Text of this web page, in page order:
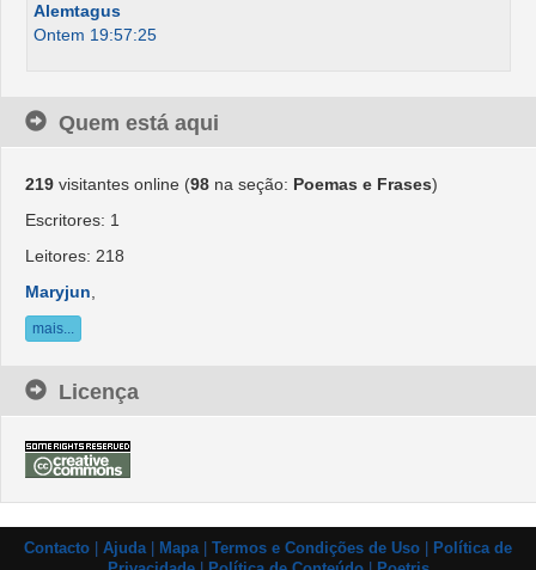
Alemtagus
Ontem 19:57:25
Quem está aqui
219 visitantes online (98 na seção: Poemas e Frases)
Escritores: 1
Leitores: 218
Maryjun
mais...
Licença
Contacto Ajuda| Mapa| Termos e Condições de Uso
Política de